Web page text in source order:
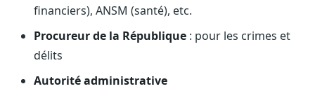
Fiabilité, souveraineté, sobriété
Sécurité
Hébergement européen, RGPD
Presse
financiers), ANSM (santé), etc.
Procureur de la République : pour les crimes et
délits
Autorité administrative